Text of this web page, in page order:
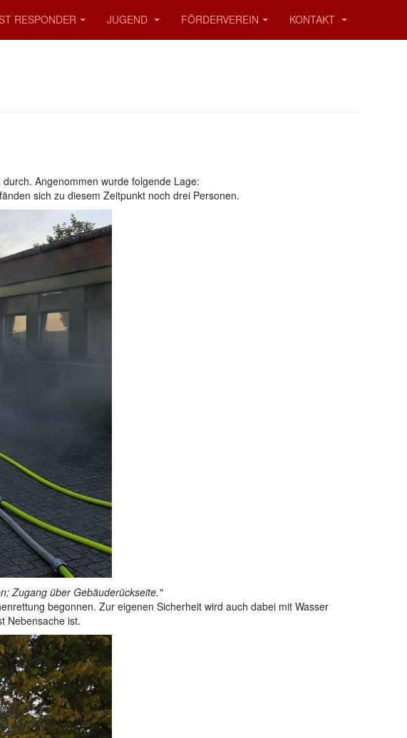
RESPONDER JUGEND FÖRDERVEREIN KONTAKT
Angenommen wurde folgende Lage:
sich zu diesem Zeitpunkt noch drei Personen.
Zugang über Gebäuderückseite."
begonnen. Zur eigenen Sicherheit wird auch dabei mit Wasser
Nebensache ist.